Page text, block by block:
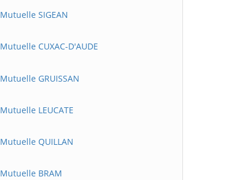
Mutuelle SIGEAN
Mutuelle CUXAC-D'AUDE
Mutuelle GRUISSAN
Mutuelle LEUCATE
Mutuelle QUILLAN
Mutuelle BRAM